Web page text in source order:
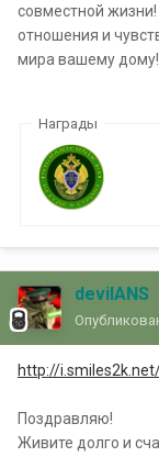
совместной
отношения и
мира вашему дому!
Награды
devilANS
http://
Поздравляю!
Живите долго и